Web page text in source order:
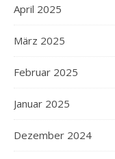
April 2025
März 2025
Februar 2025
Januar 2025
Dezember 2024